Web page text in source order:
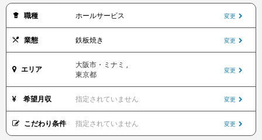
職種 ホールサービス 変更
業態 鉄板焼き 変更
エリア
大阪市・ミナミ ,
東京都
変更
希望月収 指定されていません 変更
こだわり条件 指定されていません 変更